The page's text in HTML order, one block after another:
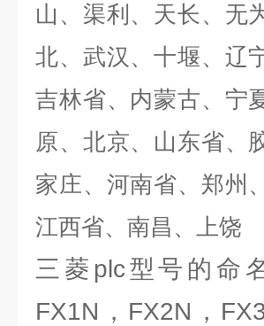
山、渠利、天长、无
北、武汉、十堰、辽
吉林省、内蒙古、宁
原、北京、山东省、
家庄、河南省、郑州
江西省、南昌、上饶
三菱plc型号的命
FX1N，FX2N，